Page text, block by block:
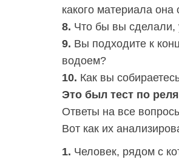
какого материала она
8. Что бы вы сделали,
9. Вы подходите к
водоем?
10. Как вы
Это был тест по
Ответы на все
Вот как их
1. Человек, рядом с